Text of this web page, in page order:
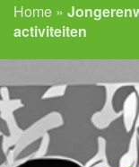
Home »
activiteiten